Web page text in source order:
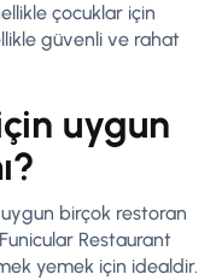
çocuklar için
güvenli ve rahat
uygun
birçok restoran
Restaurant
yemek için idealdir.